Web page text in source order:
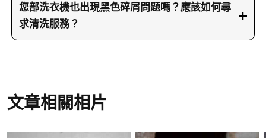
產生豐富泡沫，深入分解藏在內膛死角的污垢層。
清洗過程中會多次排走混濁污水，並用高壓水槍沖
源。
慣。每次洗衣後應該保持洗衣機門打開，讓內部自
然風乾，避免濕氣積聚形成細菌溫床。每月可以進
行一次空轉清洗，使用溫水和少量清潔劑讓洗衣機
議每6至12個月安排一次深層清洗服務，讓清洗專員
您部洗衣機也出現黑色碎屑問題嗎？應該如何尋
求清洗服務？
WhatsApp訊息到66766466，我們會安排清洗專員
更多服務詳情和清洗個案分享。我們的服務覆蓋全
文章相關相片